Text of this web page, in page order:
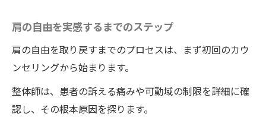
肩の自由を実感するまでのステップ
肩の自由を取り戻すまでのプロセスは、まず初回のカウ
ンセリングから始まります。
整体師は、患者の訴える痛みや可動域の制限を詳細に確
認し、その根本原因を探ります。